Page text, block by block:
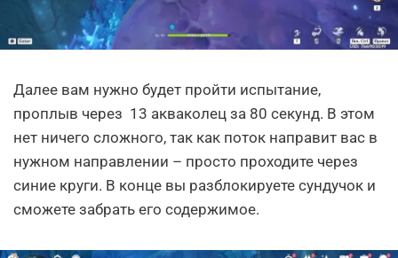
Далее вам нужно будет пройти испытание,
проплыв через 13 акваколец за 80 секунд. В этом
нет ничего сложного, так как поток направит вас в
нужном направлении – просто проходите через
синие круги. В конце вы разблокируете сундучок и
сможете забрать его содержимое.